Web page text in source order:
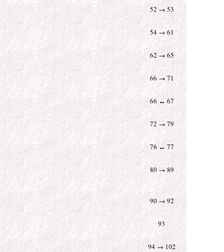
52 → 53
54 → 61
62 → 65
66 → 71
66 ↔ 67
72 → 79
76 ↔ 77
80 → 89
90 → 92
93
94 → 102